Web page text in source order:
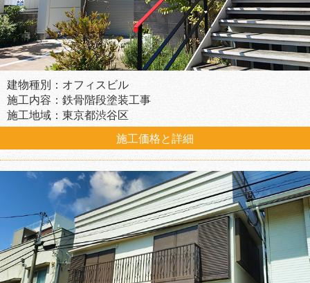
建物種別：オフィスビル
施工内容：鉄骨階段塗装工事
施工地域：東京都渋谷区
施工価格と詳細